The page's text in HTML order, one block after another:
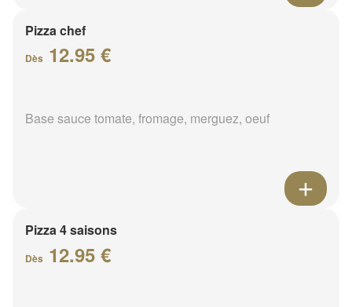
Pizza chef
Dès 12.95 €
Base sauce tomate, fromage, merguez, oeuf
Pizza 4 saisons
Dès 12.95 €